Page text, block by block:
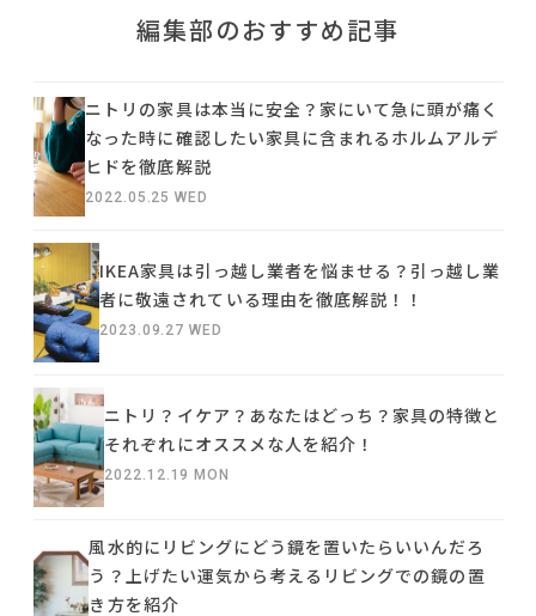
編集部のおすすめ記事
ニトリの家具は本当に安全？家にいて急に頭が痛く
なった時に確認したい家具に含まれるホルムアルデ
ヒドを徹底解説
2022.05.25 WED
IKEA家具は引っ越し業者を悩ませる？引っ越し業
者に敬遠されている理由を徹底解説！！
2023.09.27 WED
ニトリ？イケア？あなたはどっち？家具の特徴と
それぞれにオススメな人を紹介！
2022.12.19 MON
風水的にリビングにどう鏡を置いたらいいんだろ
う？上げたい運気から考えるリビングでの鏡の置
き方を紹介